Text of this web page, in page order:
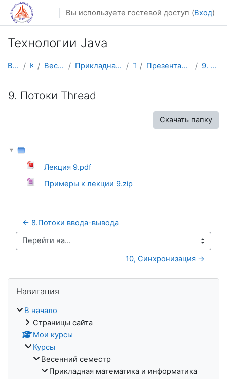
Перейти к основному содержанию
Вы используете гостевой доступ (Вход)
Технологии Java
В начало Курсы Весенний семестр Прикладная математика и информатика TJava Презентации и материалы к занятиям 9. Потоки Thread
9. Потоки Thread
Скачать папку
Лекция 9.pdf
Примеры к лекции 9.zip
← 8.Потоки ввода-вывода
Перейти на...
10, Синхронизация →
Навигация
В начало
Страницы сайта
Мои курсы
Курсы
Весенний семестр
Прикладная математика и информатика